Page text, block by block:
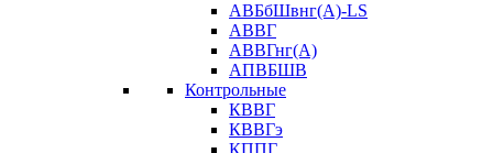
АВБбШвнг(А)-LS
АВВГ
АВВГнг(А)
АПВБШВ
Контрольные
КВВГ
КВВГэ